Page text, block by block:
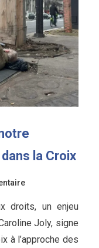
la Croix
droits, un enjeu
Joly, signe
à l’approche des